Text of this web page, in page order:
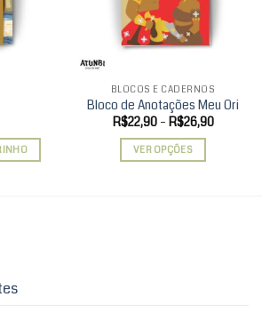
BLOCOS E CADERNOS
Bloco de Anotações Meu Ori
R$22,90 – R$26,90Faixa
VER OPÇÕES